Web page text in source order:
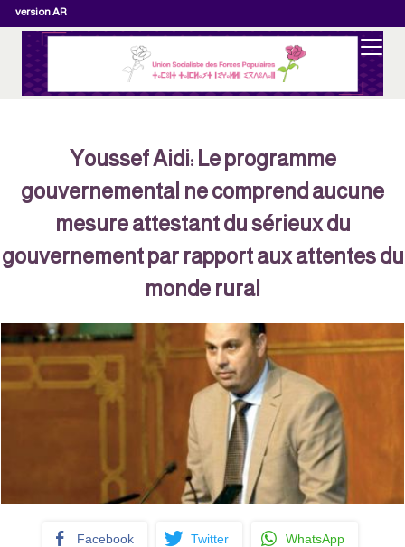
version AR
Youssef Aidi: Le programme
gouvernemental ne comprend aucune
mesure attestant du sérieux du
gouvernement par rapport aux attentes
monde rural
Facebook Twitter WhatsApp